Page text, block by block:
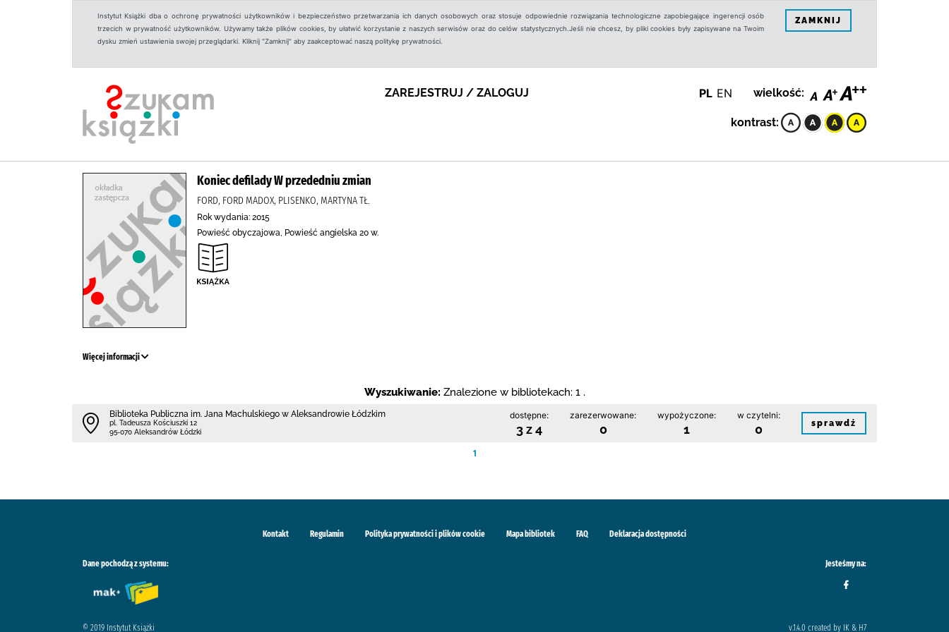
Instytut Książki dba o ochronę prywatności użytkowników i bezpieczeństwo przetwarzania ich danych osobowych oraz stosuje odpowiednie rozwiązania technologiczne zapobiegające ingerencji osób
trzecich w prywatność użytkowników. Używamy także plików cookies, by ułatwić korzystanie z naszych serwisów oraz do celów statystycznych.Jeśli nie chcesz, by pliki cookies były zapisywane na Twoim
dysku zmień ustawienia swojej przeglądarki. Kliknij "Zamknij" aby zaakceptować naszą politykę prywatności.
ZAMKNIJ
ZAREJESTRUJ / ZALOGUJ PL EN wielkość:
kontrast:
Koniec defilady W przededniu zmian
FORD, FORD MADOX, PLISENKO, MARTYNA TŁ.
Rok wydania: 2015
Powieść obyczajowa, Powieść angielska 20 w.
Więcej informacji
Wyszukiwanie: Znalezione w bibliotekach: 1 .
Biblioteka Publiczna im. Jana Machulskiego w Aleksandrowie Łódzkim
pl. Tadeusza Kościuszki 12
95-070 Aleksandrów Łódzki
dostępne:
3 z 4
zarezerwowane:
0
wypożyczone:
1
w czytelni:
0 sprawdź
1
Kontakt Regulamin Polityka prywatności i plików cookie Mapa bibliotek FAQ Deklaracja dostępności
Dane pochodzą z systemu: Jesteśmy na:
© 2019 Instytut Książki v.1.4.0 created by IK & H7